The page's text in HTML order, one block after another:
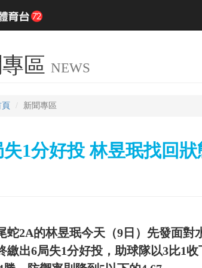
區 NEWS
新聞專區
失1分好投 林昱珉找回
蛇2A的林昱珉今天（9日）先發面對
繳出6局失1分好投，助球隊以3比1